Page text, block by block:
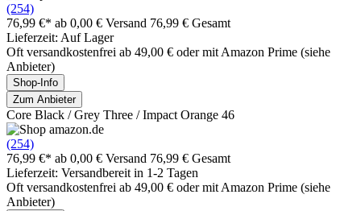
(254)
76,99 €* ab 0,00 € Versand 76,99 € Gesamt
Lieferzeit: Auf Lager
Oft versandkostenfrei ab 49,00 € oder mit Amazon Prime (siehe
Anbieter)
Shop-Info
Zum Anbieter
Core Black / Grey Three / Impact Orange 46
(254)
76,99 €* ab 0,00 € Versand 76,99 € Gesamt
Lieferzeit: Versandbereit in 1-2 Tagen
Oft versandkostenfrei ab 49,00 € oder mit Amazon Prime (siehe
Anbieter)